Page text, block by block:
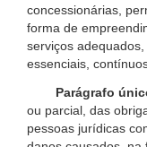
concessionárias,
forma de
serviços
essenciais,
Parágrafo
ou parcial, das
pessoas jurídicas